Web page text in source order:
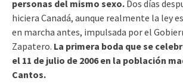
personas del mismo sexo. Dos días
hiciera Canadá, aunque realmente la ley
en marcha antes, impulsada por el
Zapatero. La primera boda que se
el 11 de julio de 2006 en la población
Cantos.